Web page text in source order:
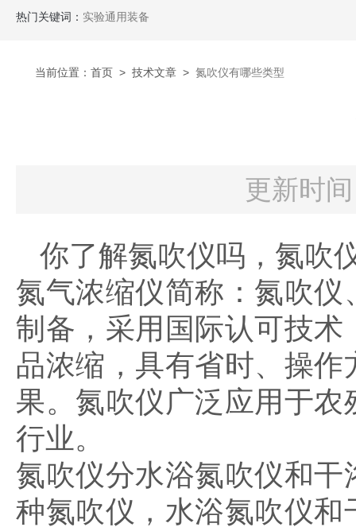
热门关键词： 实验通用装备
当前位置： 首页 > 技术文章 > 氮吹仪有哪些类型
更新时
你了解氮吹仪吗，氮吹
氮气浓缩仪简称：氮吹
制备，采用国际认可技
品浓缩，具有省时、操
果。氮吹仪广泛应用于
行业。
氮吹仪分水浴氮吹仪和
种氮吹仪，水浴氮吹仪